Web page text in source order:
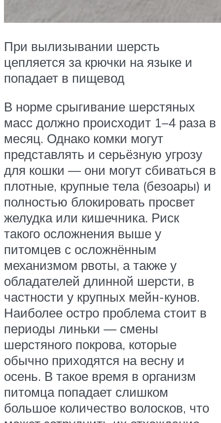
При вылизывании шерсть
цепляется за крючки на языке и
попадает в пищевод
В норме срыгивание шерстяных
масс должно происходит 1–4 раза в
месяц. Однако комки могут
представлять и серьёзную угрозу
для кошки — они могут сбиваться в
плотные, крупные тела (безоары) и
полностью блокировать просвет
желудка или кишечника. Риск
такого осложнения выше у
питомцев с осложнённым
механизмом рвоты, а также у
обладателей длинной шерсти, в
частности у крупных мейн-кунов.
Наиболее остро проблема стоит в
периоды линьки — смены
шерстяного покрова, которые
обычно приходятся на весну и
осень. В такое время в организм
питомца попадает слишком
большое количество волосков, что